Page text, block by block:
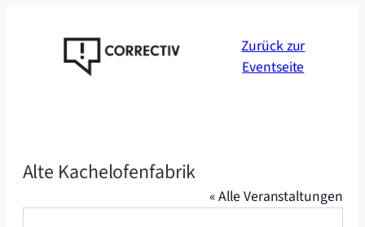
Zurück zur
Eventseite
Alte Kachelofenfabrik
« Alle Veranstaltungen